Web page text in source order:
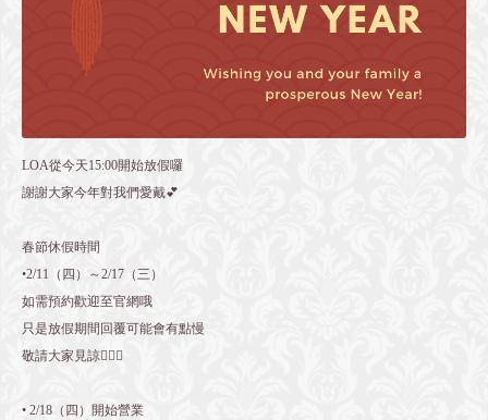
LOA從今天15:00開始放假囉
謝謝大家今年對我們愛戴💕
春節休假時間
•2/11（四）～2/17（三）
如需預約歡迎至官網哦
只是放假期間回覆可能會有點慢
敬請大家見諒🙇🏻‍♀️
• 2/18（四）開始營業